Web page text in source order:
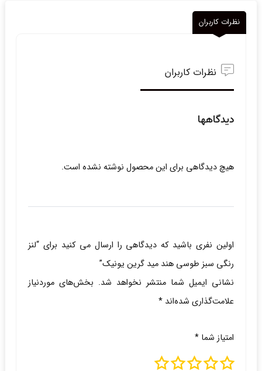
نظرات کاربران
نظرات کاربران
دیدگاهها
هیچ دیدگاهی برای این محصول نوشته نشده است.
اولین نفری باشید که دیدگاهی را ارسال می کنید برای “لنز
رنگی سبز طوسی هند مید گرین یونیک”
نشانی ایمیل شما منتشر نخواهد شد. بخش‌های موردنیاز
علامت‌گذاری شده‌اند *
امتیاز شما *